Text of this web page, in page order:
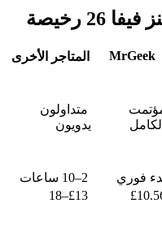
MrGeek
المتاجر الأخرى
متداولون
يدويون
فوري